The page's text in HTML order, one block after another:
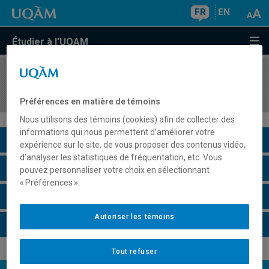
FR EN
Étudier à l'UQAM
COURS//
Description du cours
Horaire - Été 2026
Préférences en matière de témoins
Nous utilisons des témoins (cookies) afin de collecter des
informations qui nous permettent d’améliorer votre
expérience sur le site, de vous proposer des contenus vidéo,
d’analyser les statistiques de fréquentation, etc. Vous
pouvez personnaliser votre choix en sélectionnant
« Préférences ».
Tout refuser
Autoriser les témoins